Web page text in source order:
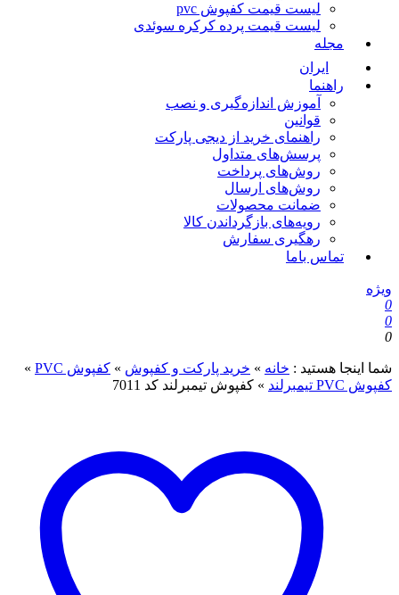
لیست قیمت کفپوش pvc
لیست قیمت پرده کرکره سوئدی
مجله
ایران
راهنما
آموزش اندازه‌گیری و نصب
قوانین
راهنمای خرید از دیجی پارکت
پرسش‌های متداول
روش‌های پرداخت
روش‌های ارسال
ضمانت محصولات
رویه‌های بازگرداندن کالا
رهگیری سفارش
تماس باما
ویژه
0
0
0
شما اینجا هستید : خانه » خرید پارکت و کفپوش » کفپوش PVC
»
کفپوش PVC تیمبرلند
» کفپوش تیمبرلند کد 7011